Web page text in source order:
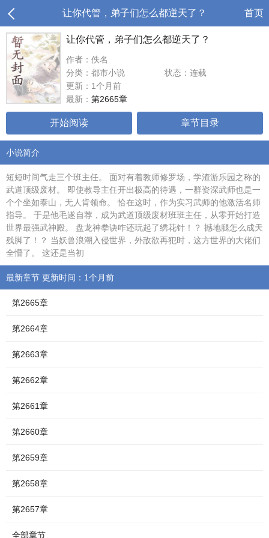
让你代管，弟子们怎么都逆天了？ 首页
让你代管，弟子们怎么都逆天了？
作者：佚名
分类：都市小说
状态：连载
更新：1个月前
最新： 第2665章
开始阅读 章节目录
小说简介
短短时间气走三个班主任。 面对有着教师修罗场，学渣游乐园之称的
武道顶级废材。 即使教导主任开出极高的待遇，一群资深武师也是一
个个坐如泰山，无人肯领命。 恰在这时，作为实习武师的他激活名师
指导。 于是他毛遂自荐，成为武道顶级废材班班主任，从零开始打造
世界最强武神殿。 盘龙神拳诀咋还玩起了绣花针！？ 撼地腿怎么成天
残脚了！？ 当妖兽浪潮入侵世界，外敌欲再犯时，这方世界的大佬们
全懵了。 这还是当初
最新章节 更新时间：1个月前
第2665章
第2664章
第2663章
第2662章
第2661章
第2660章
第2659章
第2658章
第2657章
全部章节